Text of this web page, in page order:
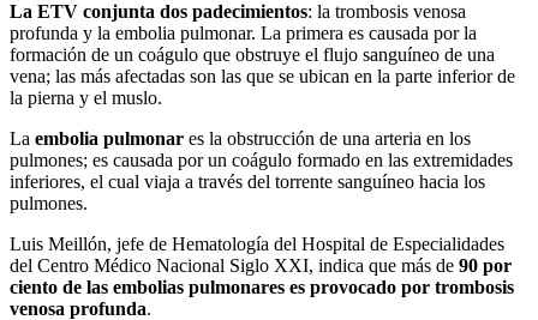
La ETV conjunta dos padecimientos: la trombosis venosa
profunda y la embolia pulmonar. La primera es causada por la
formación de un coágulo que obstruye el flujo sanguíneo de una
vena; las más afectadas son las que se ubican en la parte inferior de
la pierna y el muslo.
La embolia pulmonar es la obstrucción de una arteria en los
pulmones; es causada por un coágulo formado en las extremidades
inferiores, el cual viaja a través del torrente sanguíneo hacia los
pulmones.
Luis Meillón, jefe de Hematología del Hospital de Especialidades
del Centro Médico Nacional Siglo XXI, indica que más de 90 por
ciento de las embolias pulmonares es provocado por trombosis
venosa profunda.